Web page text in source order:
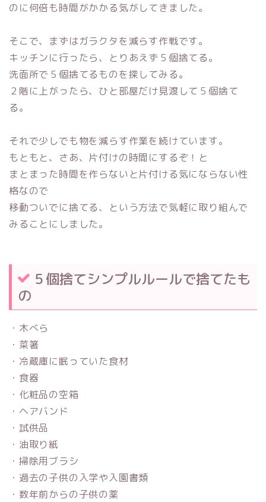
のに何倍も時間がかかる気がしてきました。
そこで、まずはガラクタを減らす作戦です。
キッチンに行ったら、とりあえず５個捨てる。
洗面所で５個捨てるものを探してみる。
２階に上がったら、ひと部屋だけ見渡して５個捨て
る。
それで少しでも物を減らす作業を続けています。
もともと、さあ、片付けの時間にするぞ！と
まとまった時間を作らないと片付ける気にならない性
格なので
移動ついでに捨てる、という方法で気軽に取り組んで
みることにしました。
５個捨てシンプルルールで捨てたも
の
・木べら
・菜箸
・冷蔵庫に眠っていた食材
・食器
・化粧品の空箱
・ヘアバンド
・試供品
・油取り紙
・掃除用ブラシ
・過去の子供の入学や入園書類
・数年前からの子供の薬